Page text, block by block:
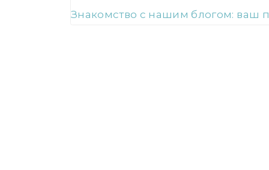
Знакомство с нашим блогом: ваш